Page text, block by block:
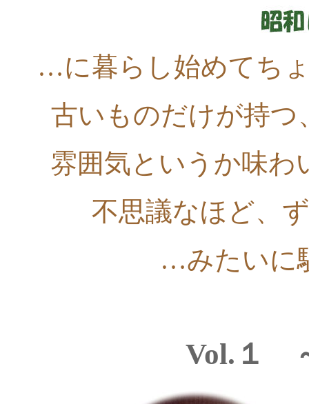
…に暮らし始めてち
古いものだけが持つ
雰囲気というか味わ
不思議なほど、
…みたいに
Vol.１